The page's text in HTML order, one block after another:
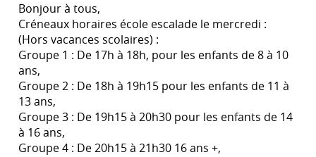
Bonjour à tous,
Créneaux horaires école escalade le mercredi :
(Hors vacances scolaires) :
Groupe 1 : De 17h à 18h, pour les enfants de 8 à 10
ans,
Groupe 2 : De 18h à 19h15 pour les enfants de 11 à
13 ans,
Groupe 3 : De 19h15 à 20h30 pour les enfants de 14
à 16 ans,
Groupe 4 : De 20h15 à 21h30 16 ans +,